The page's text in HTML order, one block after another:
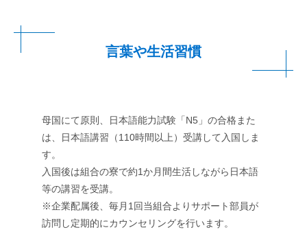
言葉や生活習慣
母国にて原則、日本語能力試験「N5」の合格また
は、日本語講習（110時間以上）受講して入国しま
す。
入国後は組合の寮で約1か月間生活しながら日本語
等の講習を受講。
※企業配属後、毎月1回当組合よりサポート部員が
訪問し定期的にカウンセリングを行います。